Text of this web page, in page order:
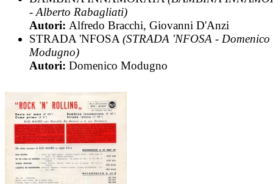
- Alberto Rabagliati)
Autori: Alfredo Bracchi, Giovanni D'Anzi
STRADA 'NFOSA(STRADA 'NFOSA - Domenico
Modugno)
Autori: Domenico Modugno